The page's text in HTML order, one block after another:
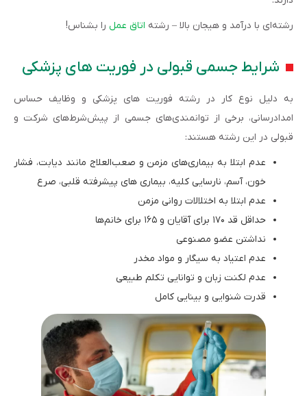
رشته‌ای با درآمد و هیجان‌ بالا – رشته اتاق عمل را بشناس!
شرایط جسمی قبولی در فوریت های پزشکی
به دلیل نوع کار در رشته فوریت های پزشکی و وظایف حساس
امدادرسانی، برخی از توانمندی‌های جسمی از پیش‌شرط‌های شرکت و
قبولی در این رشته هستند:
عدم ابتلا به بیماری‌های مزمن و صعب‌العلاج مانند دیابت، فشار
خون، آسم، نارسایی کلیه، بیماری های پیشرفته قلبی، صرع
عدم ابتلا به اختلالات روانی مزمن
حداقل قد ۱۷۰ برای آقایان و ۱۶۵ برای خانم‌ها
نداشتن عضو مصنوعی
عدم اعتیاد به سیگار و مواد مخدر
عدم لکنت زبان و توانایی تکلم طبیعی
قدرت شنوایی و بینایی کامل